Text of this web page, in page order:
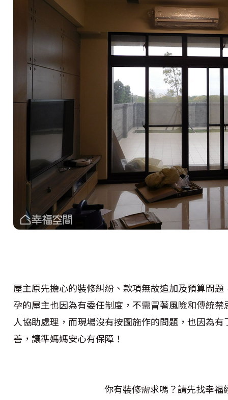
屋主原先擔心的裝修糾紛、款項無故追加及預算問
孕的屋主也因為有委任制度，不需冒著風險和傳統
人協助處理，而現場沒有按圖施作的問題，也因為
善，讓準媽媽安心有保障！
你有裝修需求嗎？請先找幸